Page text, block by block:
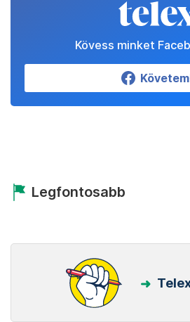
Kövess minket
Legfontosabb